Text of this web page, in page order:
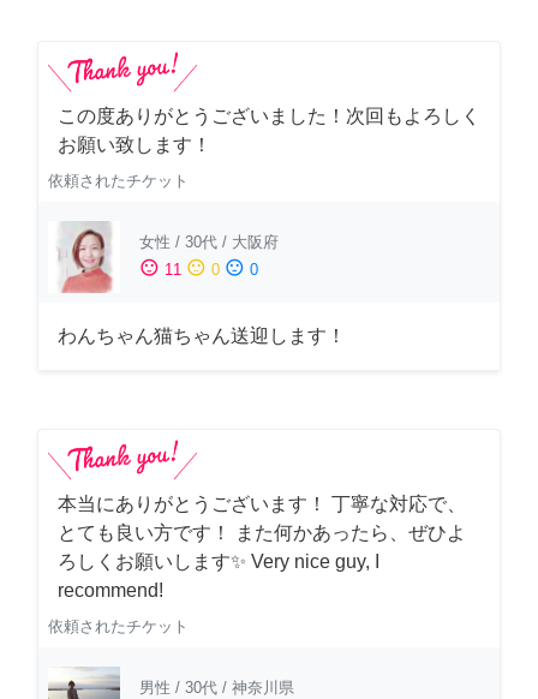
この度ありがとうございました！次回もよろしく
お願い致します！
依頼されたチケット
女性 / 30代 / 大阪府
sentiment_satisfied 11 sentiment_neutral 0 sentiment_dissatisfied 0
わんちゃん猫ちゃん送迎します！
本当にありがとうございます！ 丁寧な対応で、
とても良い方です！ また何かあったら、ぜひよ
ろしくお願いします✨ Very nice guy, I
recommend!
依頼されたチケット
男性 / 30代 / 神奈川県